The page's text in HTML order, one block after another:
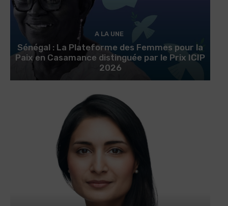
A LA UNE
Sénégal : La Plateforme des Femmes pour la
Paix en Casamance distinguée par le Prix ICIP
2026